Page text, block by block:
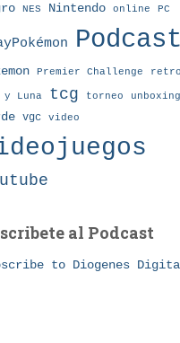
NES Nintendo online PC
Podcast
Premier Challenge retro
y Luna tcg torneo unboxing
vgc video
al Podcast
to Diogenes